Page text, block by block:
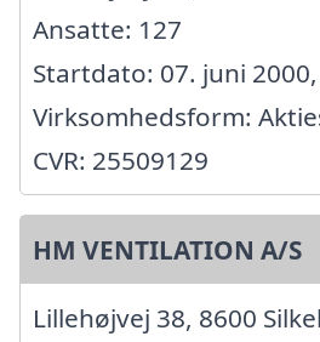
Ansatte: 127
Startdato: 07. juni 2000,
Virksomhedsform:
CVR: 25509129
HM VENTILATION A/S
Lillehøjvej 38, 8600